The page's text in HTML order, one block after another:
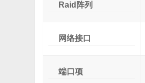
Raid阵列
网络接口
端口项